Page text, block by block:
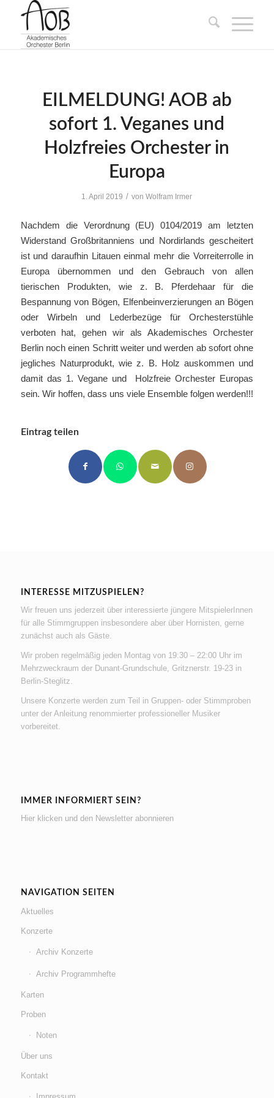
EILMELDUNG! AOB ab
sofort 1. Veganes und
Holzfreies Orchester in
Europa
1. April 2019 / vonWolfram Irmer
Nachdem die Verordnung (EU) 0104/2019 am letzten
Widerstand Großbritanniens und Nordirlands gescheitert
ist und daraufhin Litauen einmal mehr die Vorreiterrolle in
Europa übernommen und den Gebrauch von allen
tierischen Produkten, wie z. B. Pferdehaar für die
Bespannung von Bögen, Elfenbeinverzierungen an Bögen
oder Wirbeln und Lederbezüge für Orchesterstühle
verboten hat, gehen wir als Akademisches Orchester
Berlin noch einen Schritt weiter und werden ab sofort ohne
jegliches Naturprodukt, wie z. B. Holz auskommen und
damit das 1. Vegane und Holzfreie Orchester Europas
sein. Wir hoffen, dass uns viele Ensemble folgen werden!!!
Eintrag teilen
INTERESSE MITZUSPIELEN?
Wir freuen uns jederzeit über interessierte jüngere MitspielerInnen
für alle Stimmgruppen insbesondere aber über Hornisten, gerne
zunächst auch als Gäste.
Wir proben regelmäßig jeden Montag von 19:30 – 22:00 Uhr im
Mehrzweckraum der Dunant-Grundschule, Gritznerstr. 19-23 in
Berlin-Steglitz.
Unsere Konzerte werden zum Teil in Gruppen- oder Stimmproben
unter der Anleitung renommierter professioneller Musiker
vorbereitet.
IMMER INFORMIERT SEIN?
Hier klicken und den Newsletter abonnieren
NAVIGATION SEITEN
Aktuelles
Konzerte
Archiv Konzerte
Archiv Programmhefte
Karten
Proben
Noten
Über uns
Kontakt